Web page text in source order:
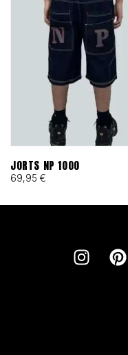
JORTS NP 1000
69,95 €